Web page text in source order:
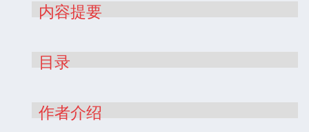
内容提要
目录
作者介绍